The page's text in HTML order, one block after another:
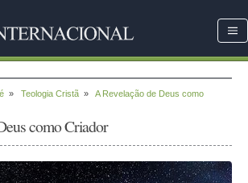
» Teologia Cristã » A Revelação de Deus como
como Criador